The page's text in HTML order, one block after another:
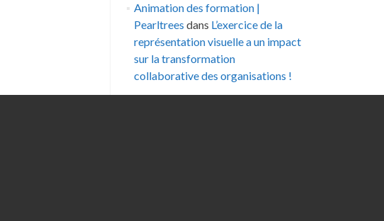
Animation des formation |
Pearltrees dans L’exercice de la
représentation visuelle a un impact
sur la transformation
collaborative des organisations !